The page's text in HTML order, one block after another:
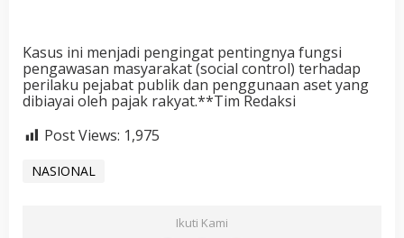
Kasus ini menjadi pengingat pentingnya fungsi
pengawasan masyarakat (social control) terhadap
perilaku pejabat publik dan penggunaan aset yang
dibiayai oleh pajak rakyat.**Tim Redaksi
Post Views: 1,975
NASIONAL
Ikuti Kami